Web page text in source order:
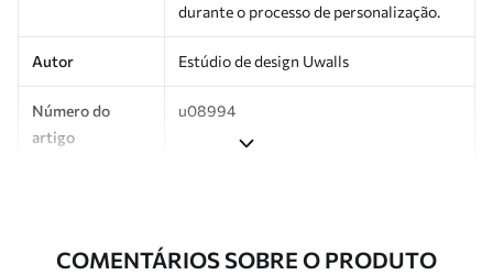
durante o processo de personalização.
Autor Estúdio de design Uwalls
Número do
artigo
u08994
Adicionalmente
Disponível com revestimento de verniz
COMENTÁRIOS SOBRE O PRODUTO